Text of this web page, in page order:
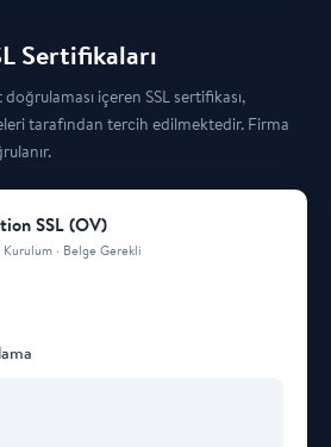
Sertifikaları
içeren SSL sertifikası,
tarafından tercih edilmektedir. Firma
SSL (OV)
· Belge Gerekli